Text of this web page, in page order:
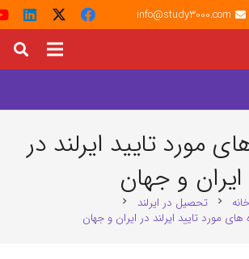
info@study3000.com
مورد تایید ایرلند در
ایران و جهان
خانه chevron_right تحصیل در ایرلند chevron_right
های مورد تایید ایرلند در ایران و جهان